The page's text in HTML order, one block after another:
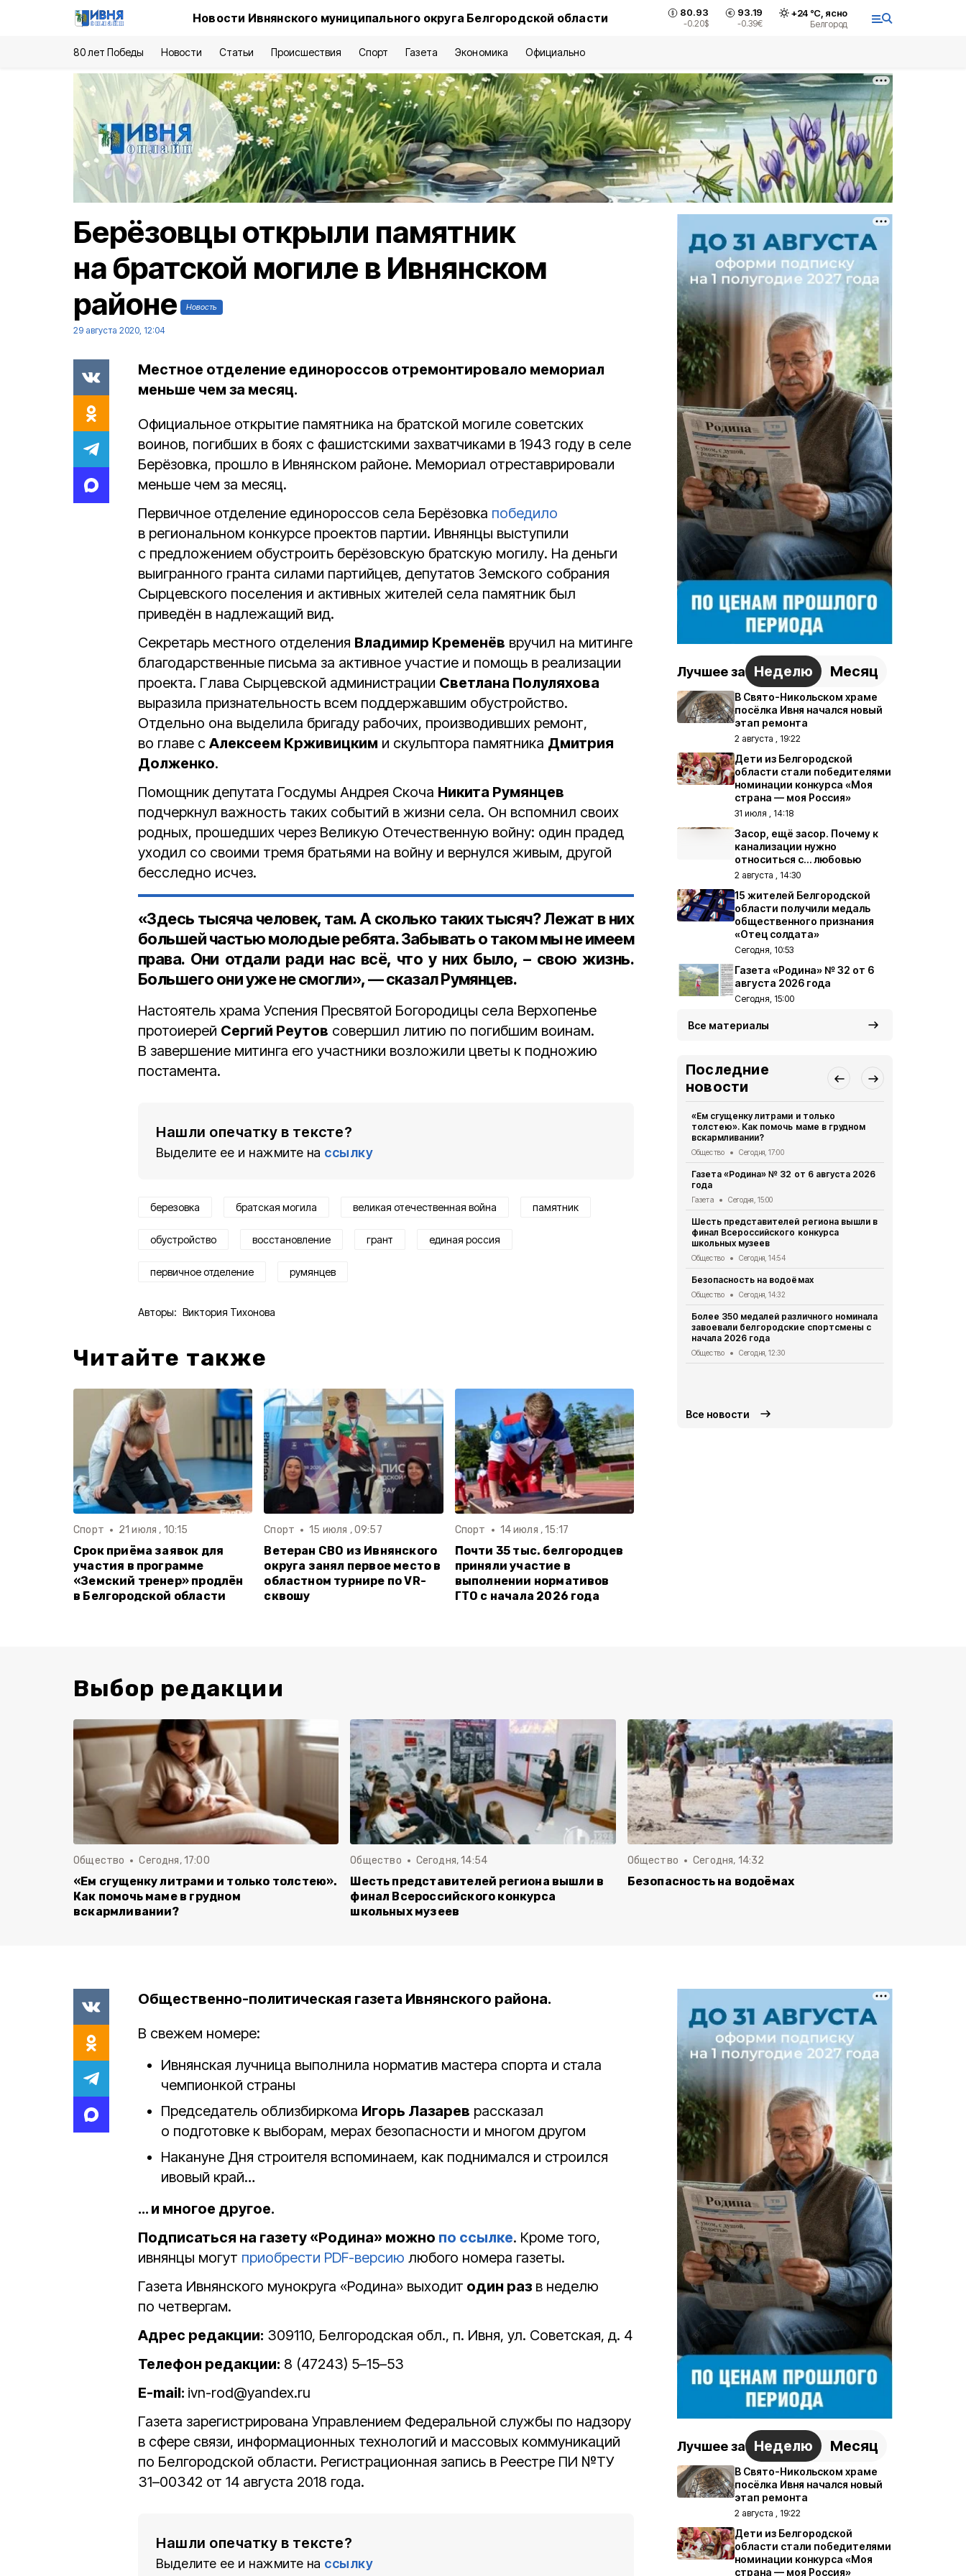
Новости Ивнянского муниципального округа Белгородской области 80.93
-0.20$
93.19
-0.39€
+24°С, ясно
Белгород
80 лет Победы Новости Статьи Происшествия Спорт Газета Экономика Официально
Берёзовцы открыли памятник
на братской могиле в Ивнянском
районе
Новость
29 августа 2020, 12:04
Местное отделение единороссов отремонтировало мемориал
меньше чем за месяц.
Официальное открытие памятника на братской могиле советских
воинов, погибших в боях с фашистскими захватчиками в 1943 году в селе
Берёзовка, прошло в Ивнянском районе. Мемориал отреставрировали
меньше чем за месяц.
Первичное отделение единороссов села Берёзовка победило
в региональном конкурсе проектов партии. Ивнянцы выступили
с предложением обустроить берёзовскую братскую могилу. На деньги
выигранного гранта силами партийцев, депутатов Земского собрания
Сырцевского поселения и активных жителей села памятник был
приведён в надлежащий вид.
Секретарь местного отделения Владимир Кременёв вручил на митинге
благодарственные письма за активное участие и помощь в реализации
проекта. Глава Сырцевской администрации Светлана Полуляхова
выразила признательность всем поддержавшим обустройство.
Отдельно она выделила бригаду рабочих, производивших ремонт,
во главе с Алексеем Крживицким и скульптора памятника Дмитрия
Долженко.
Помощник депутата Госдумы Андрея Скоча Никита Румянцев
подчеркнул важность таких событий в жизни села. Он вспомнил своих
родных, прошедших через Великую Отечественную войну: один прадед
уходил со своими тремя братьями на войну и вернулся живым, другой
бесследно исчез.
«Здесь тысяча человек, там. А сколько таких тысяч? Лежат в них
большей частью молодые ребята. Забывать о таком мы не имеем
права. Они отдали ради нас всё, что у них было, – свою жизнь.
Большего они уже не смогли», — сказал Румянцев.
Настоятель храма Успения Пресвятой Богородицы села Верхопенье
протоиерей Сергий Реутов совершил литию по погибшим воинам.
В завершение митинга его участники возложили цветы к подножию
постамента.
Нашли опечатку в тексте?
Выделите ее и нажмите на ссылку
березовка братская могила великая отечественная война памятник
обустройство восстановление грант единая россия
первичное отделение румянцев
Авторы: Виктория Тихонова
Читайте также
Спорт 21 июля , 10:15
Срок приёма заявок для
участия в программе
«Земский тренер» продлён
в Белгородской области
Спорт 15 июля , 09:57
Ветеран СВО из Ивнянского
округа занял первое место в
областном турнире по VR-
сквошу
Спорт 14 июля , 15:17
Почти 35 тыс. белгородцев
приняли участие в
выполнении нормативов
ГТО с начала 2026 года
Лучшее за Неделю Месяц
В Свято-Никольском храме
посёлка Ивня начался новый
этап ремонта
2 августа , 19:22
Дети из Белгородской
области стали победителями
номинации конкурса «Моя
страна — моя Россия»
31 июля , 14:18
Засор, ещё засор. Почему к
канализации нужно
относиться с… любовью
2 августа , 14:30
15 жителей Белгородской
области получили медаль
общественного признания
«Отец солдата»
Сегодня, 10:53
Газета «Родина» № 32 от 6
августа 2026 года
Сегодня, 15:00
Все материалы
Последние
новости
«Ем сгущенку литрами и только
толстею». Как помочь маме в грудном
вскармливании?
Общество Сегодня, 17:00
Газета «Родина» № 32 от 6 августа 2026
года
Газета Сегодня, 15:00
Шесть представителей региона вышли в
финал Всероссийского конкурса
школьных музеев
Общество Сегодня, 14:54
Безопасность на водоёмах
Общество Сегодня, 14:32
Более 350 медалей различного номинала
завоевали белгородские спортсмены с
начала 2026 года
Общество Сегодня, 12:30
Все новости
Выбор редакции
Общество Сегодня, 17:00
«Ем сгущенку литрами и только толстею».
Как помочь маме в грудном
вскармливании?
Общество Сегодня, 14:54
Шесть представителей региона вышли в
финал Всероссийского конкурса
школьных музеев
Общество Сегодня, 14:32
Безопасность на водоёмах
Общественно-политическая газета Ивнянского района.
В свежем номере:
Ивнянская лучница выполнила норматив мастера спорта и стала
чемпионкой страны
Председатель облизбиркома Игорь Лазарев рассказал
о подготовке к выборам, мерах безопасности и многом другом
Накануне Дня строителя вспоминаем, как поднимался и строился
ивовый край…
… и многое другое.
Подписаться на газету «Родина» можно по ссылке. Кроме того,
ивнянцы могут приобрести PDF-версию любого номера газеты.
Газета Ивнянского мунокруга «Родина» выходит один раз в неделю
по четвергам.
Адрес редакции: 309110, Белгородская обл., п. Ивня, ул. Советская, д. 4
Телефон редакции: 8 (47243) 5–15–53
E-mail: ivn-rod@yandex.ru
Газета зарегистрирована Управлением Федеральной службы по надзору
в сфере связи, информационных технологий и массовых коммуникаций
по Белгородской области. Регистрационная запись в Реестре ПИ №ТУ
31–00342 от 14 августа 2018 года.
Нашли опечатку в тексте?
Выделите ее и нажмите на ссылку
Лучшее за Неделю Месяц
В Свято-Никольском храме
посёлка Ивня начался новый
этап ремонта
2 августа , 19:22
Дети из Белгородской
области стали победителями
номинации конкурса «Моя
страна — моя Россия»